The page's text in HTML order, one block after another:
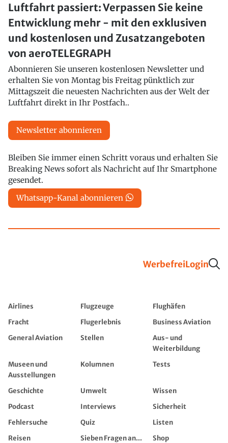
Luftfahrt passiert: Verpassen Sie keine
Entwicklung mehr - mit den exklusiven
und kostenlosen und Zusatzangeboten
von aeroTELEGRAPH
Abonnieren Sie unseren kostenlosen Newsletter und
erhalten Sie von Montag bis Freitag pünktlich zur
Mittagszeit die neuesten Nachrichten aus der Welt der
Luftfahrt direkt in Ihr Postfach..
Newsletter abonnieren
Bleiben Sie immer einen Schritt voraus und erhalten Sie
Breaking News sofort als Nachricht auf Ihr Smartphone
gesendet.
Whatsapp-Kanal abonnieren
WerbefreiLogin
Airlines Flugzeuge
Flughäfen
Fracht
Flugerlebnis
Business Aviation
General Aviation
Stellen
Aus- und
Weiterbildung
Museen und
Ausstellungen
Kolumnen Tests
Geschichte Umwelt
Wissen
Podcast
Interviews
Sicherheit
Fehlersuche
Quiz
Listen
Reisen
Sieben Fragen an...
Shop